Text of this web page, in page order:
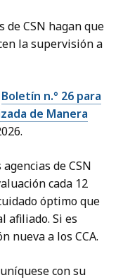
de CSN hagan que
la supervisión a
Boletín n.° 26 para
de Manera
de CSN
cada 12
óptimo que
afiliado. Si es
nueva a los CCA.
con su